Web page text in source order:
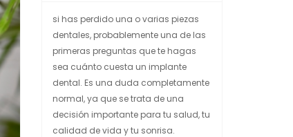
si has perdido una o varias piezas
dentales, probablemente una de las
primeras preguntas que te hagas
sea cuánto cuesta un implante
dental. Es una duda completamente
normal, ya que se trata de una
decisión importante para tu salud, tu
calidad de vida y tu sonrisa.